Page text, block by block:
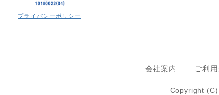
プライバシーポリシー
会社案内 ご利
Copyright